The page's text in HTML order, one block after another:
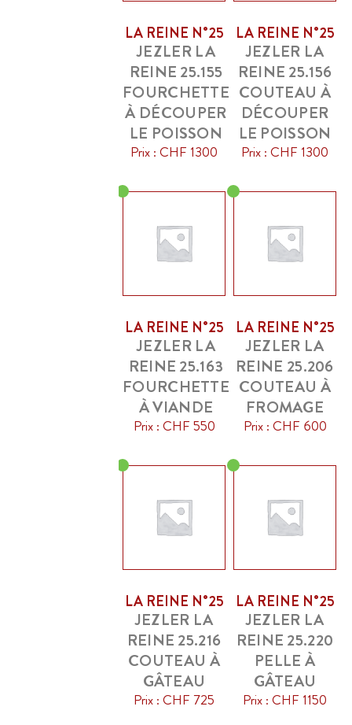
LA REINE N°25
JEZLER LA
REINE 25.155
FOURCHETTE
À DÉCOUPER
LE POISSON
Prix : CHF 1300
LA REINE N°25
JEZLER LA
REINE 25.156
COUTEAU À
DÉCOUPER
LE POISSON
Prix : CHF 1300
LA REINE N°25
JEZLER LA
REINE 25.163
FOURCHETTE
À VIANDE
Prix : CHF 550
LA REINE N°25
JEZLER LA
REINE 25.206
COUTEAU À
FROMAGE
Prix : CHF 600
LA REINE N°25
JEZLER LA
REINE 25.216
COUTEAU À
GÂTEAU
Prix : CHF 725
LA REINE N°25
JEZLER LA
REINE 25.220
PELLE À
GÂTEAU
Prix : CHF 1150